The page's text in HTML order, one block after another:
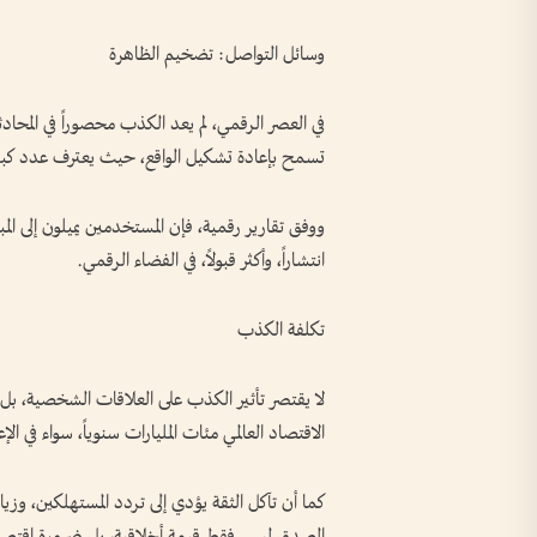
وسائل التواصل: تضخيم الظاهرة
في العصر الرقمي، لم يعد الكذب محصوراً في
تسمح بإعادة تشكيل الواقع، حيث يعترف عدد
ووفق تقارير رقمية، فإن المستخدمين يميلون إلى
انتشاراً، وأكثر قبولاً، في الفضاء الرقمي.
تكلفة الكذب
لا يقتصر تأثير الكذب على العلاقات الشخصية،
الاقتصاد العالمي مئات المليارات سنوياً، سواء في
كما أن تآكل الثقة يؤدي إلى تردد المستهلكين،